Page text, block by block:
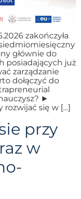
zakończyła
głównie do
posiadających już
zarządzanie
dołączyć do
►
rozwijać się w […]
przy
w